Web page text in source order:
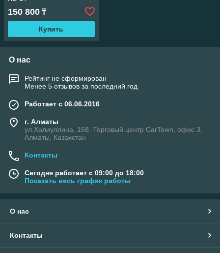
150 800 ₸
Купить
О нас
Рейтинг не сформирован
Менее 5 отзывов за последний год
Работает с 06.06.2016
г. Алматы
ул.Халиуллина, 158. Торговый центр CarTown, офис 3,
Алматы, Казахстан
Контакты
Сегодня работает с 09:00 до 18:00
Показать весь график работы
О нас
Контакты